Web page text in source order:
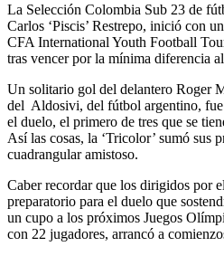
La Selección Colombia Sub 23 de
Carlos ‘Piscis’ Restrepo, inició con
CFA International Youth Football
tras vencer por la mínima diferencia
Un solitario gol del delantero Roger
del Aldosivi, del fútbol argentino, fue
el duelo, el primero de tres que se
Así las cosas, la ‘Tricolor’ sumó sus
cuadrangular amistoso.
Caber recordar que los dirigidos por
preparatorio para el duelo que
un cupo a los próximos Juegos
con 22 jugadores, arrancó a